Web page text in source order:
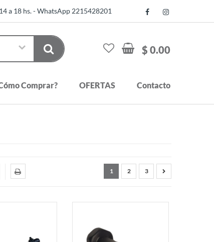
a 18 hs. - WhatsApp 2215428201
$ 0.00
Comprar? OFERTAS Contacto
1 2 3